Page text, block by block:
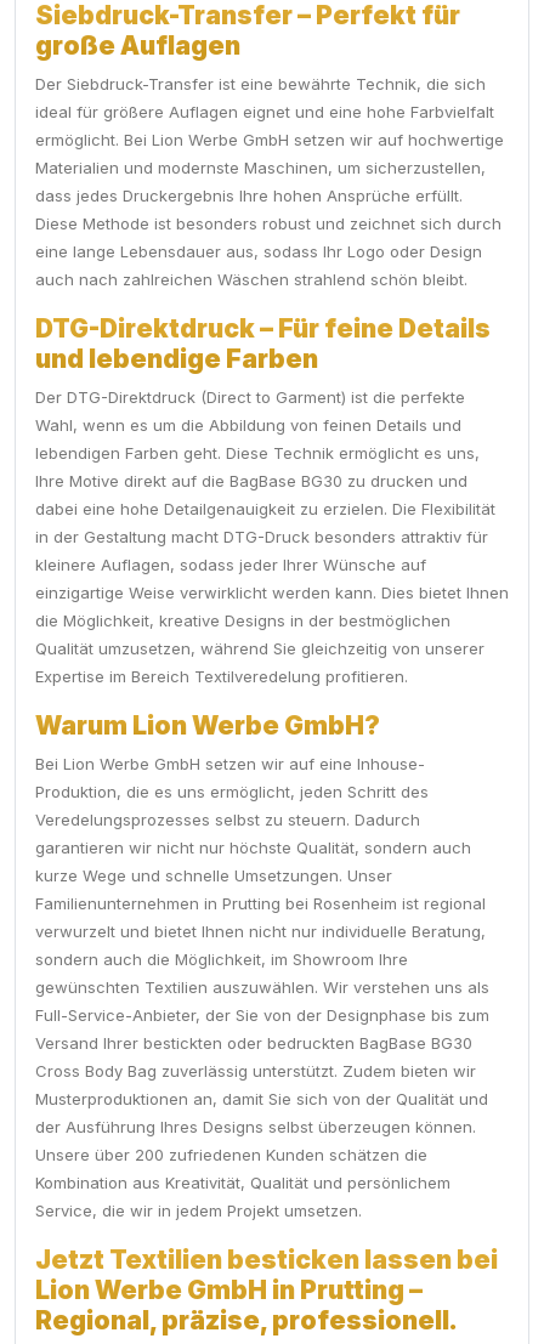
Siebdruck-Transfer – Perfekt für
große Auflagen
Der Siebdruck-Transfer ist eine bewährte Technik, die sich
ideal für größere Auflagen eignet und eine hohe Farbvielfalt
ermöglicht. Bei Lion Werbe GmbH setzen wir auf hochwertige
Materialien und modernste Maschinen, um sicherzustellen,
dass jedes Druckergebnis Ihre hohen Ansprüche erfüllt.
Diese Methode ist besonders robust und zeichnet sich durch
eine lange Lebensdauer aus, sodass Ihr Logo oder Design
auch nach zahlreichen Wäschen strahlend schön bleibt.
DTG-Direktdruck – Für feine Details
und lebendige Farben
Der DTG-Direktdruck (Direct to Garment) ist die perfekte
Wahl, wenn es um die Abbildung von feinen Details und
lebendigen Farben geht. Diese Technik ermöglicht es uns,
Ihre Motive direkt auf die BagBase BG30 zu drucken und
dabei eine hohe Detailgenauigkeit zu erzielen. Die Flexibilität
in der Gestaltung macht DTG-Druck besonders attraktiv für
kleinere Auflagen, sodass jeder Ihrer Wünsche auf
einzigartige Weise verwirklicht werden kann. Dies bietet Ihnen
die Möglichkeit, kreative Designs in der bestmöglichen
Qualität umzusetzen, während Sie gleichzeitig von unserer
Expertise im Bereich Textilveredelung profitieren.
Warum Lion Werbe GmbH?
Bei Lion Werbe GmbH setzen wir auf eine Inhouse-
Produktion, die es uns ermöglicht, jeden Schritt des
Veredelungsprozesses selbst zu steuern. Dadurch
garantieren wir nicht nur höchste Qualität, sondern auch
kurze Wege und schnelle Umsetzungen. Unser
Familienunternehmen in Prutting bei Rosenheim ist regional
verwurzelt und bietet Ihnen nicht nur individuelle Beratung,
sondern auch die Möglichkeit, im Showroom Ihre
gewünschten Textilien auszuwählen. Wir verstehen uns als
Full-Service-Anbieter, der Sie von der Designphase bis zum
Versand Ihrer bestickten oder bedruckten BagBase BG30
Cross Body Bag zuverlässig unterstützt. Zudem bieten wir
Musterproduktionen an, damit Sie sich von der Qualität und
der Ausführung Ihres Designs selbst überzeugen können.
Unsere über 200 zufriedenen Kunden schätzen die
Kombination aus Kreativität, Qualität und persönlichem
Service, die wir in jedem Projekt umsetzen.
Jetzt Textilien besticken lassen bei
Lion Werbe GmbH in Prutting –
Regional, präzise, professionell.